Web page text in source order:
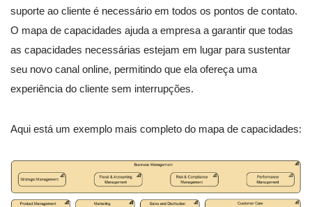
suporte ao cliente é necessário em todos os pontos de contato.
O mapa de capacidades ajuda a empresa a garantir que todas
as capacidades necessárias estejam em lugar para sustentar
seu novo canal online, permitindo que ela ofereça uma
experiência do cliente sem interrupções.
Aqui está um exemplo mais completo do mapa de capacidades: